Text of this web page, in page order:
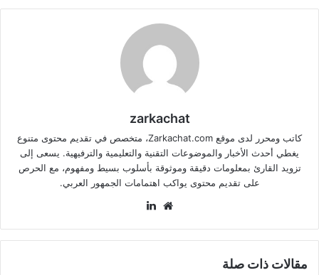
zarkachat
كاتب ومحرر لدى موقع Zarkachat.com، متخصص في تقديم محتوى متنوع
يغطي أحدث الأخبار والموضوعات التقنية والتعليمية والترفيهية. يسعى إلى
تزويد القارئ بمعلومات دقيقة وموثوقة بأسلوب بسيط ومفهوم، مع الحرص
على تقديم محتوى يواكب اهتمامات الجمهور العربي.
موقع
مقالات ذات صلة